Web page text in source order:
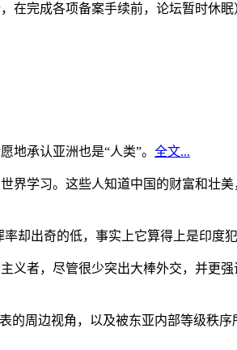
在完成各项备案手续前，论坛暂时休
地承认亚洲也是“人类”。 全文...
界学习。这些人知道中国的财富和壮
却出奇的低，事实上它算得上是印度犯
义者，尽管很少突出大棒外交，并更
的周边视角，以及被东亚内部等级秩